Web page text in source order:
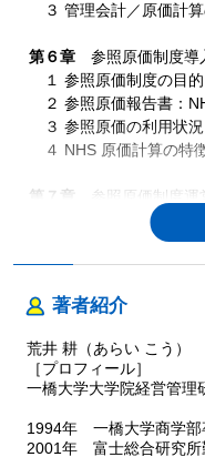
３ 管理会計／原価計算
第６章参照原価制度導
１ 参照原価制度の目的
２ 参照原価報告書：
３ 参照原価の利用状況
４ NHS 原価計算の特
第７章
参照原価制度運
１ 参照原価制度下にお
２ NHS 原価計算の具体
３ 原価計算マニュアル
第８章参照原価制度下
１ 実施義務及びマニュ
２ 病院原価計算実務の
１ 参照原価の比較可能
必要性
著者紹介
荒井 耕（あらい こう）
［プロフィール］
一橋大学大学院経営管理
1994年 一橋大学商学部
2001年 富士総合研究所